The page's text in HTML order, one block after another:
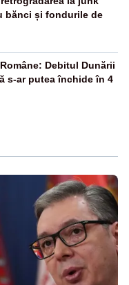
bănci și fondurile de
Debitul Dunării
s-ar putea închide în 4